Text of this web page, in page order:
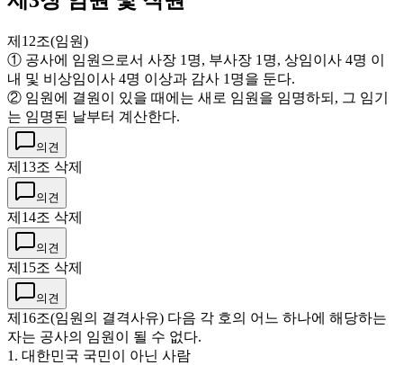
제12조(임원)
① 공사에 임원으로서 사장 1명, 부사장 1명, 상임이사 4명 이
내 및 비상임이사 4명 이상과 감사 1명을 둔다.
② 임원에 결원이 있을 때에는 새로 임원을 임명하되, 그 임기
는 임명된 날부터 계산한다.
의견
제13조 삭제
의견
제14조 삭제
의견
제15조 삭제
의견
제16조(임원의 결격사유) 다음 각 호의 어느 하나에 해당하는
자는 공사의 임원이 될 수 없다.
1. 대한민국 국민이 아닌 사람